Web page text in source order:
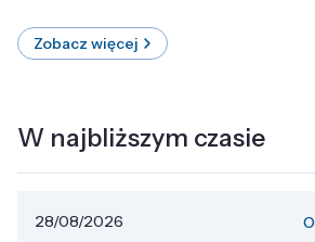
Zobacz więcej
W najbliższym czasie
28/08/2026